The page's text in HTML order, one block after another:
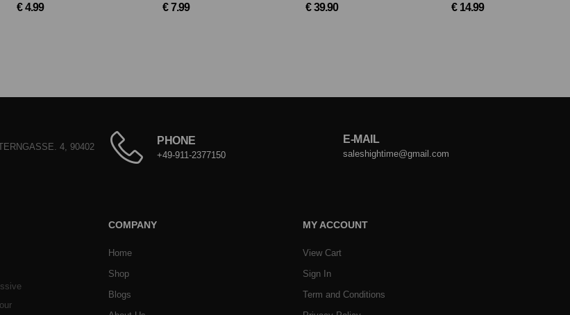
€ 4.99 € 7.99 € 39.90 € 14.99
4, 90402
PHONE
+49-911-2377150
E-MAIL
saleshightime@gmail.com
COMPANY
Home
Shop
Blogs
MY ACCOUNT
View Cart
Sign In
Term and Conditions